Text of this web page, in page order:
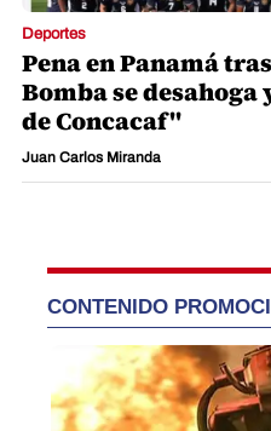
Deportes
Pena en Panamá
Bomba se
de Concacaf"
Juan Carlos Miranda
CONTENIDO